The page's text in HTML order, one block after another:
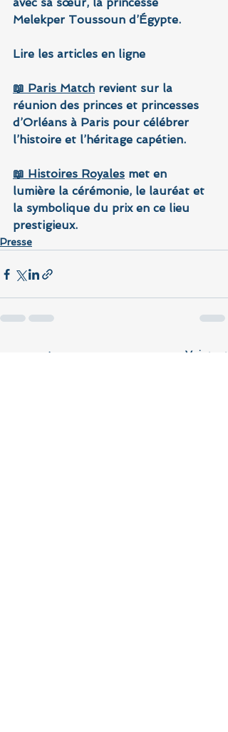
Melekper Toussoun d’Égypte.
Lire les articles en ligne
📖 Paris Match revient sur la
réunion des princes et princesses
d’Orléans à Paris pour célébrer
l’histoire et l’héritage capétien.
📖 Histoires Royales met en
lumière la cérémonie, le lauréat et
la symbolique du prix en ce lieu
prestigieux.
Presse
Posts récents Voir tout